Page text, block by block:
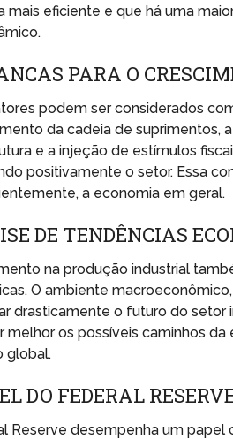
mais eficiente e que há uma
PARA O
podem ser considerados
da cadeia de suprimentos,
e a injeção de estímulos
positivamente o setor. Essa
a economia em geral.
DE TENDÊNCIAS
na produção industrial
O ambiente
drasticamente o futuro do setor
melhor os possíveis caminhos
global.
DO FEDERAL
Reserve desempenha um papel